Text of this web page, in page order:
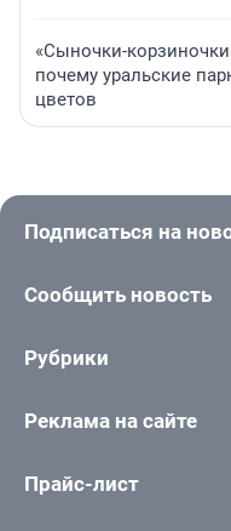
«Сыночки-
почему уральские
цветов
Подписаться на
Сообщить новость
Рубрики
Реклама на сайте
Прайс-лист